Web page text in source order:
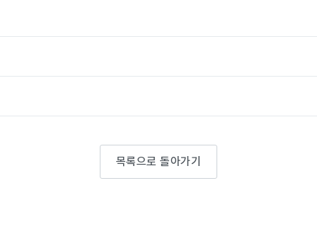
목록으로 돌아가기